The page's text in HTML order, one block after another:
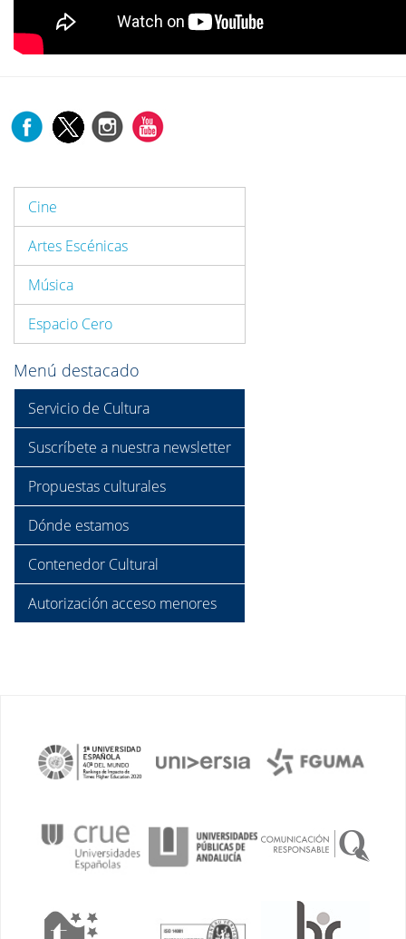
Cine
Artes Escénicas
Música
Espacio Cero
Menú destacado
Servicio de Cultura
Suscríbete a nuestra newsletter
Propuestas culturales
Dónde estamos
Contenedor Cultural
Autorización acceso menores